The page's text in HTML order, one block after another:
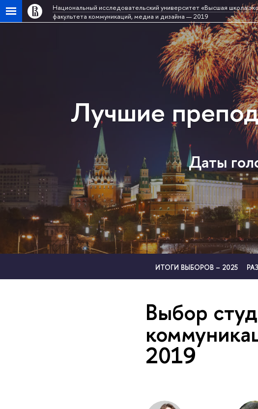
Национальный исследовательский университет «Высшая школа
факультета коммуникаций, медиа и дизайна — 2019
Лучшие
Даты
ИТОГИ ВЫБОРОВ – 2025
Выбор
2019